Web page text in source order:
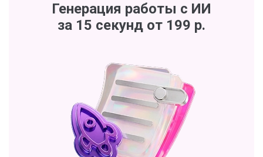
Генерация работы с ИИ
за 15 секунд от 199 р.